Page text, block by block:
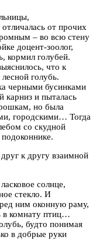
от прочих
– во всю стену
доцент-зоолог,
кормил голубей.
что к
голубь.
черными бусинками
карниз и пыталась
но была
городскими… Тогда
со скудной
к другу взаимной
солнце,
стекло. И
ним оконную раму,
в комнату птиц…
будто понимая
в добрые руки